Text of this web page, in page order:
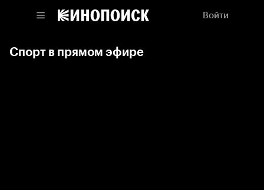
Войти
Спорт в прямом эфире